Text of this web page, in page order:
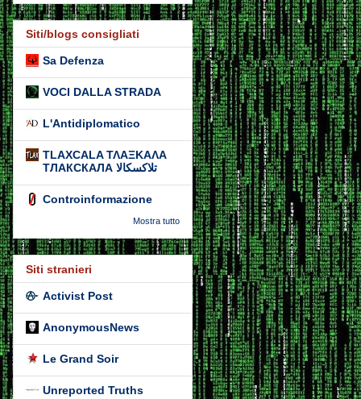
Siti/blogs consigliati
Sa Defenza
VOCI DALLA STRADA
L'Antidiplomatico
TLAXCALA ΤΛΑΞΚΑΛΑ
ТЛАКСКАЛА تلاكسكالا
Controinformazione
Mostra tutto
Siti stranieri
Activist Post
AnonymousNews
Le Grand Soir
Unreported Truths